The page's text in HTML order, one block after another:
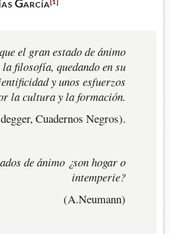
García
el gran estado de ánimo
filosofía, quedando en su
y unos esfuerzos
la cultura y la formación.
Cuadernos Negros).
de ánimo ¿son hogar o
intemperie?
(A.Neumann)